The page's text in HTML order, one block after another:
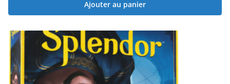
Ajouter au panier